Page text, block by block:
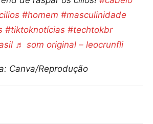
#homem #masculinidade
#tiktoknotícias #techtokbr
♬ som original – leocrunfli
Canva/Reprodução